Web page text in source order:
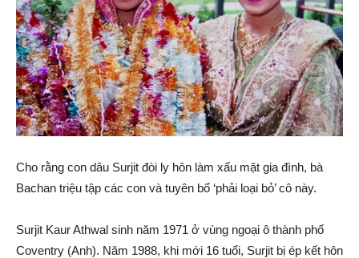
Cho rằng con dâu Surjit đòi ly hôn làm xấu mặt gia đình, bà
Bachan triệu tập các con và tuyên bố ‘phải loại bỏ’ cô này.
Surjit Kaur Athwal sinh năm 1971 ở vùng ngoại ô thành phố
Coventry (Anh). Năm 1988, khi mới 16 tuổi, Surjit bị ép kết hôn